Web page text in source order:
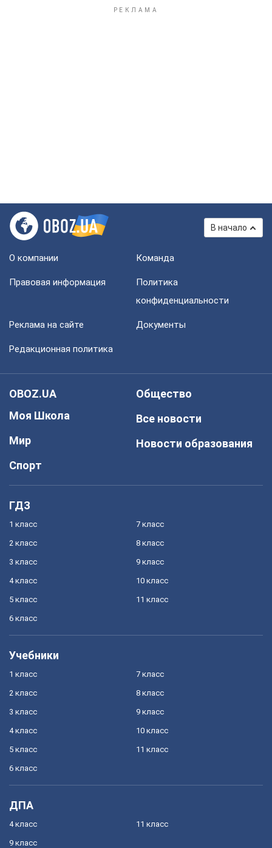
В начало
О компании Команда
Правовая информация
Политика
конфиденциальности
Реклама на сайте Документы
Редакционная политика
OBOZ.UA
Моя Школа
Мир
Спорт
Общество
Все новости
Новости образования
ГДЗ
1 класс
2 класс
3 класс
4 класс
5 класс
6 класс
7 класс
8 класс
9 класс
10 класс
11 класс
Учебники
1 класс
2 класс
3 класс
4 класс
5 класс
6 класс
7 класс
8 класс
9 класс
10 класс
11 класс
ДПА
4 класс
9 класс
11 класс